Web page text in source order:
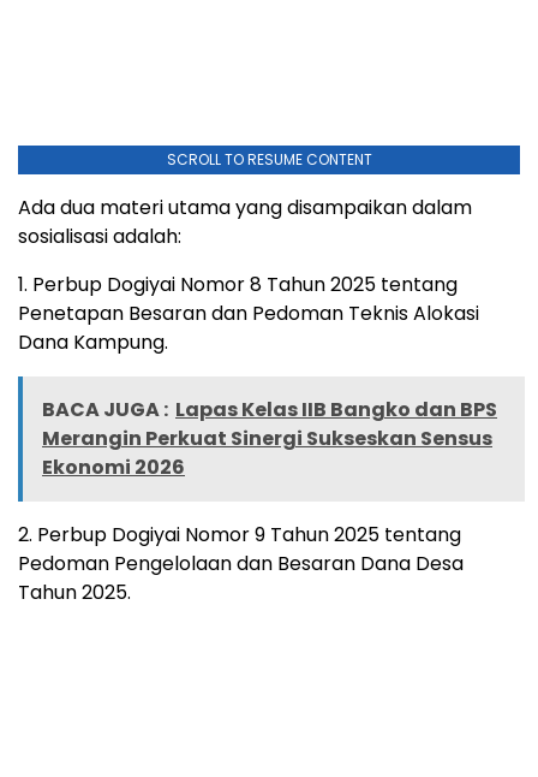
SCROLL TO RESUME CONTENT
Ada dua materi utama yang disampaikan dalam
sosialisasi adalah:
1. Perbup Dogiyai Nomor 8 Tahun 2025 tentang
Penetapan Besaran dan Pedoman Teknis Alokasi
Dana Kampung.
BACA JUGA : Lapas Kelas IIB Bangko dan BPS
Merangin Perkuat Sinergi Sukseskan Sensus
Ekonomi 2026
2. Perbup Dogiyai Nomor 9 Tahun 2025 tentang
Pedoman Pengelolaan dan Besaran Dana Desa
Tahun 2025.